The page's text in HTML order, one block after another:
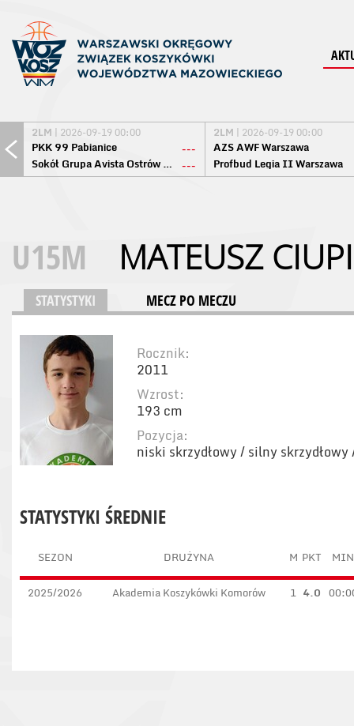
2LM | 2026-09-19 00:00
PKK 99 Pabianice
---
Sokół Grupa Avista Ostrów Maz. ---
2LM | 2026-09-19 00:00
AZS AWF Warszawa
Profbud Legia II Warszawa
U15M MATEUSZ
STATYSTYKI MECZ PO MECZU
Rocznik:
2011
Wzrost:
193 cm
Pozycja:
niski skrzydłowy / silny skrzydłowy
STATYSTYKI ŚREDNIE
SEZON DRUŻYNA M PKT MIN
2025/2026 Akademia Koszykówki Komorów 1 4.0